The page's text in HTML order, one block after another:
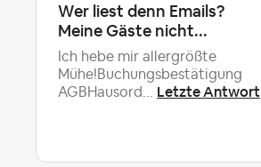
Wer liest denn Emails?
Meine Gäste nicht...
Ich hebe mir allergrößte
Mühe!Buchungsbestätigung
AGBHausord... Letzte Antwort